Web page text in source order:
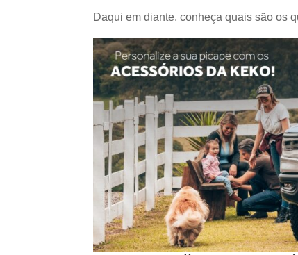
Daqui em diante, conheça quais são os